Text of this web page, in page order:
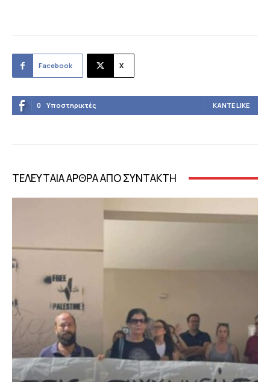
Facebook X
0 Υποστηρικτές ΚΆΝΤΕ LIKE
ΤΕΛΕΥΤΑΙΑ ΑΡΘΡΑ ΑΠΟ ΣΥΝΤΑΚΤΗ